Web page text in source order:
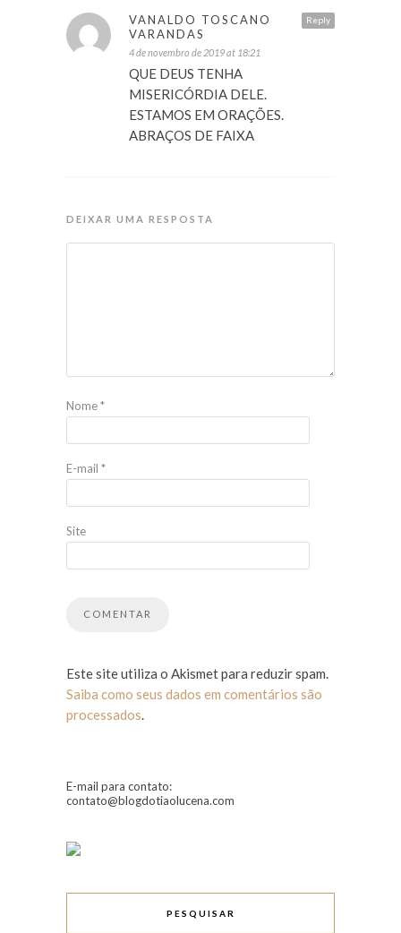
Reply
VANALDO TOSCANO
VARANDAS
4 de novembro de 2019 at 18:21
QUE DEUS TENHA
MISERICÓRDIA DELE.
ESTAMOS EM ORAÇÕES.
ABRAÇOS DE FAIXA
DEIXAR UMA RESPOSTA
Nome*
E-mail *
Site
Este site utiliza o Akismet para reduzir spam.
Saiba como seus dados em comentários são
processados.
E-mail para contato:
contato@blogdotiaolucena.com
PESQUISAR